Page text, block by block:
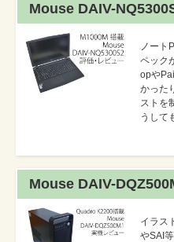
Mouse DAIV-
ノート
ペック
opや
かった
ストを
うして
Mouse DAIV-
イラス
やSAI